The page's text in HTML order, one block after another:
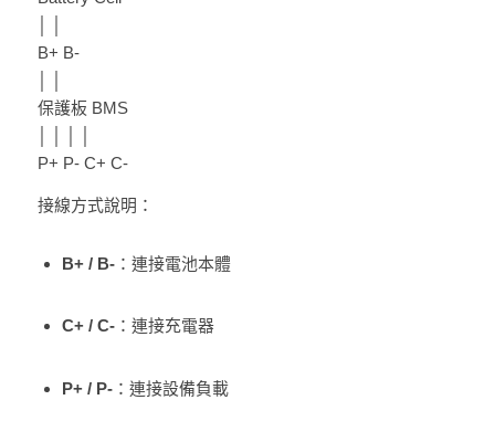
B+ B-
保護板 BMS
P+ P- C+ C-
接線方式說明：
B+ / B-：連接電池本體
C+ / C-：連接充電器
P+ / P-：連接設備負載